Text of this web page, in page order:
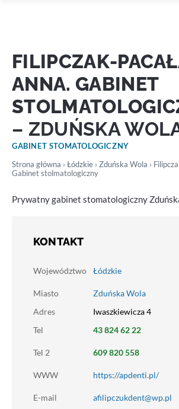
FILIPCZAK-
ANNA. GABINET
– ZDUŃSKA
GABINET STOMATOLOGICZNY
Strona główna › Łódzkie › Zduńska Wola ›
Gabinet stolmatologiczny
Prywatny gabinet stomatologiczny
KONTAKT
Województwo Łódzkie
Miasto
Zduńska Wola
Adres
Iwaszkiewicza 4
Tel
43 824 62 22
Tel 2 609 820 558
WWW https://apdenti.pl/
E-mail afilipczukdent@wp.pl